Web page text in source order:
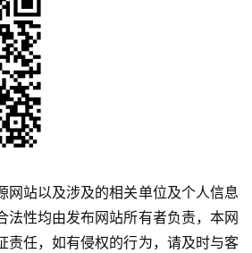
网站以及涉及的相关单位及个人信息
法性均由发布网站所有者负责，本网
责任，如有侵权的行为，请及时与客